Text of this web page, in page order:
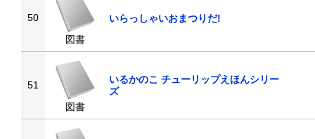
50
図書
いらっしゃいおまつりだ!
51
図書
いるかのこ チューリップえほんシリー
ズ